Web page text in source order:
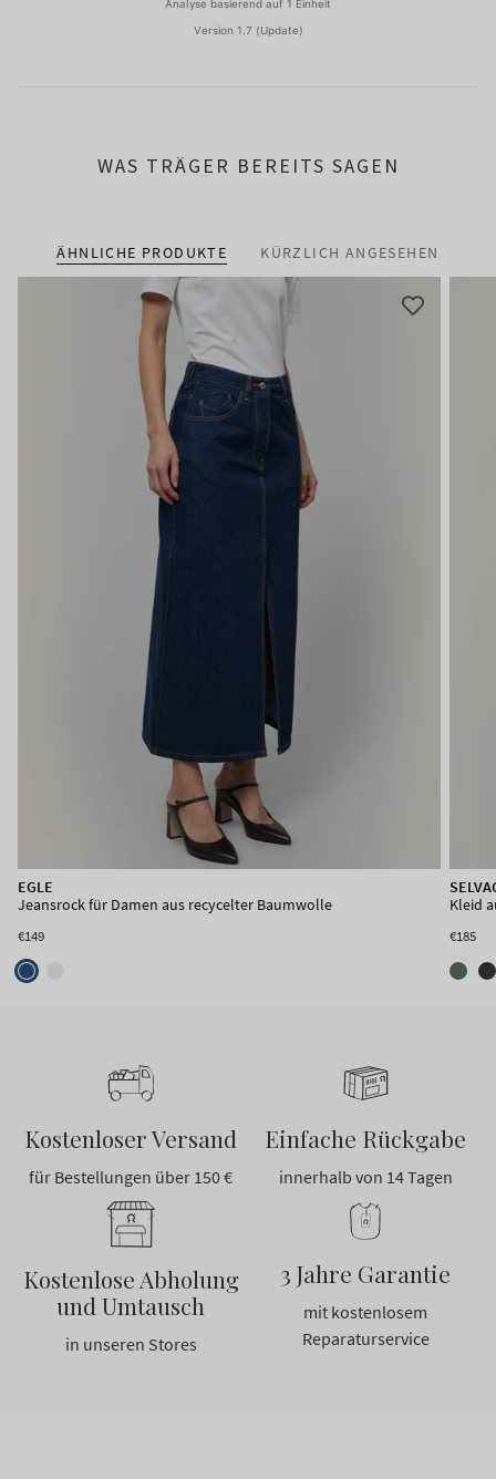
WAS TRÄGER BEREITS SAGEN
ÄHNLICHE PRODUKTE KÜRZLICH ANGESEHEN
EGLE
Jeansrock für Damen aus recycelter Baumwolle
€149
Kleid
€185
PAMELA
Langer Damenrock aus recycelter Wolle
Kostenloser Versand
für Bestellungen über 150 €
Einfache Rückgabe
innerhalb von 14 Tagen
Kostenlose Abholung
und Umtausch
in unseren Stores
3 Jahre Garantie
mit kostenlosem
Reparaturservice